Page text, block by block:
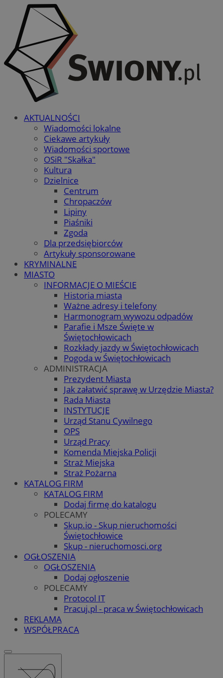
AKTUALNOŚCI
Wiadomości lokalne
Ciekawe artykuły
Wiadomości sportowe
OSiR "Skałka"
Kultura
Dzielnice
Centrum
Chropaczów
Lipiny
Piaśniki
Zgoda
Dla przedsiębiorców
Artykuły sponsorowane
KRYMINALNE
MIASTO
INFORMACJE O MIEŚCIE
Historia miasta
Ważne adresy i telefony
Harmonogram wywozu odpadów
Parafie i Msze Święte w
Świętochłowicach
Rozkłady jazdy w Świętochłowicach
Pogoda w Świętochłowicach
ADMINISTRACJA
Prezydent Miasta
Jak załatwić sprawę w Urzędzie Miasta?
Rada Miasta
INSTYTUCJE
Urząd Stanu Cywilnego
OPS
Urząd Pracy
Komenda Miejska Policji
Straż Miejska
Straż Pożarna
KATALOG FIRM
KATALOG FIRM
Dodaj firmę do katalogu
POLECAMY
Skup.io - Skup nieruchomości
Świętochłowice
Skup - nieruchomosci.org
OGŁOSZENIA
OGŁOSZENIA
Dodaj ogłoszenie
POLECAMY
Protocol IT
Pracuj.pl - praca w Świętochłowicach
REKLAMA
WSPÓŁPRACA